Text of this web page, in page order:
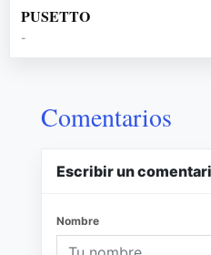
PUSETTO
-
Comentarios
Escribir un
Nombre